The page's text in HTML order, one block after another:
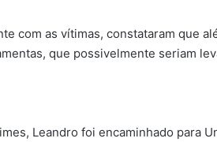
com as vítimas, constataram que
que possivelmente seriam
Leandro foi encaminhado para